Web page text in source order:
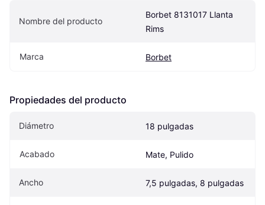
Nombre del producto
Borbet 8131017 Llanta
Rims
Marca Borbet
Propiedades del producto
Diámetro 18 pulgadas
Acabado Mate, Pulido
Ancho 7,5 pulgadas, 8 pulgadas